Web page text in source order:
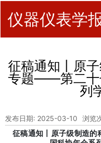
仪器仪表学
征稿通知丨原
专题——第二十
列
发布日期: 2025-03-10 浏览
征稿通知丨原子级制造的